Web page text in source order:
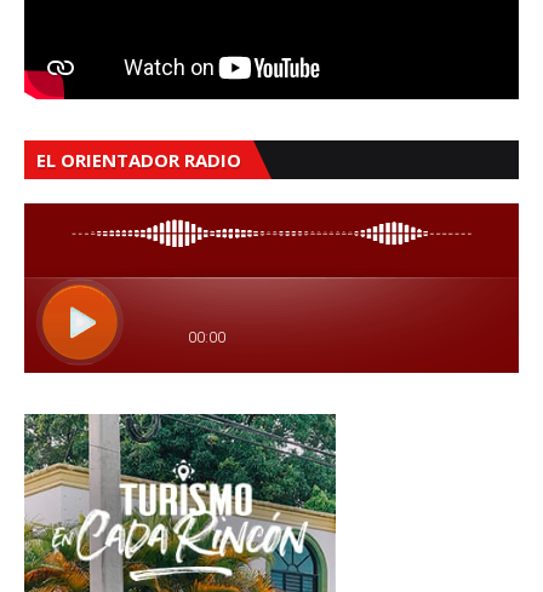
EL ORIENTADOR RADIO